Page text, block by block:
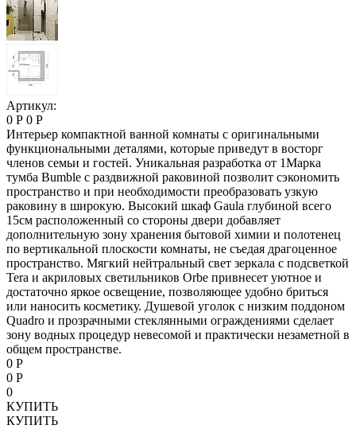
Артикул:
0 Р 0 Р
Интерьер компактной ванной комнаты с оригинальными
функциональными деталями, которые приведут в восторг
членов семьи и гостей. Уникальная разработка от 1Марка
тумба Bumble c раздвижной раковиной позволит сэкономить
пространство и при необходимости преобразовать узкую
раковину в широкую. Высокий шкаф Gaula глубиной всего
15см расположенный со стороны двери добавляет
дополнительную зону хранения бытовой химии и полотенец
по вертикальной плоскости комнаты, не съедая драгоценное
пространство. Мягкий нейтральный свет зеркала с подcветкой
Tera и акриловых светильников Orbe привнесет уютное и
достаточно яркое освещение, позволяющее удобно бриться
или наносить косметику. Душевой уголок с низким поддоном
Quadro и прозрачными стеклянными ограждениями сделает
зону водных процедур невесомой и практически незаметной в
общем пространстве.
0 Р
0 Р
0
КУПИТЬ
КУПИТЬ